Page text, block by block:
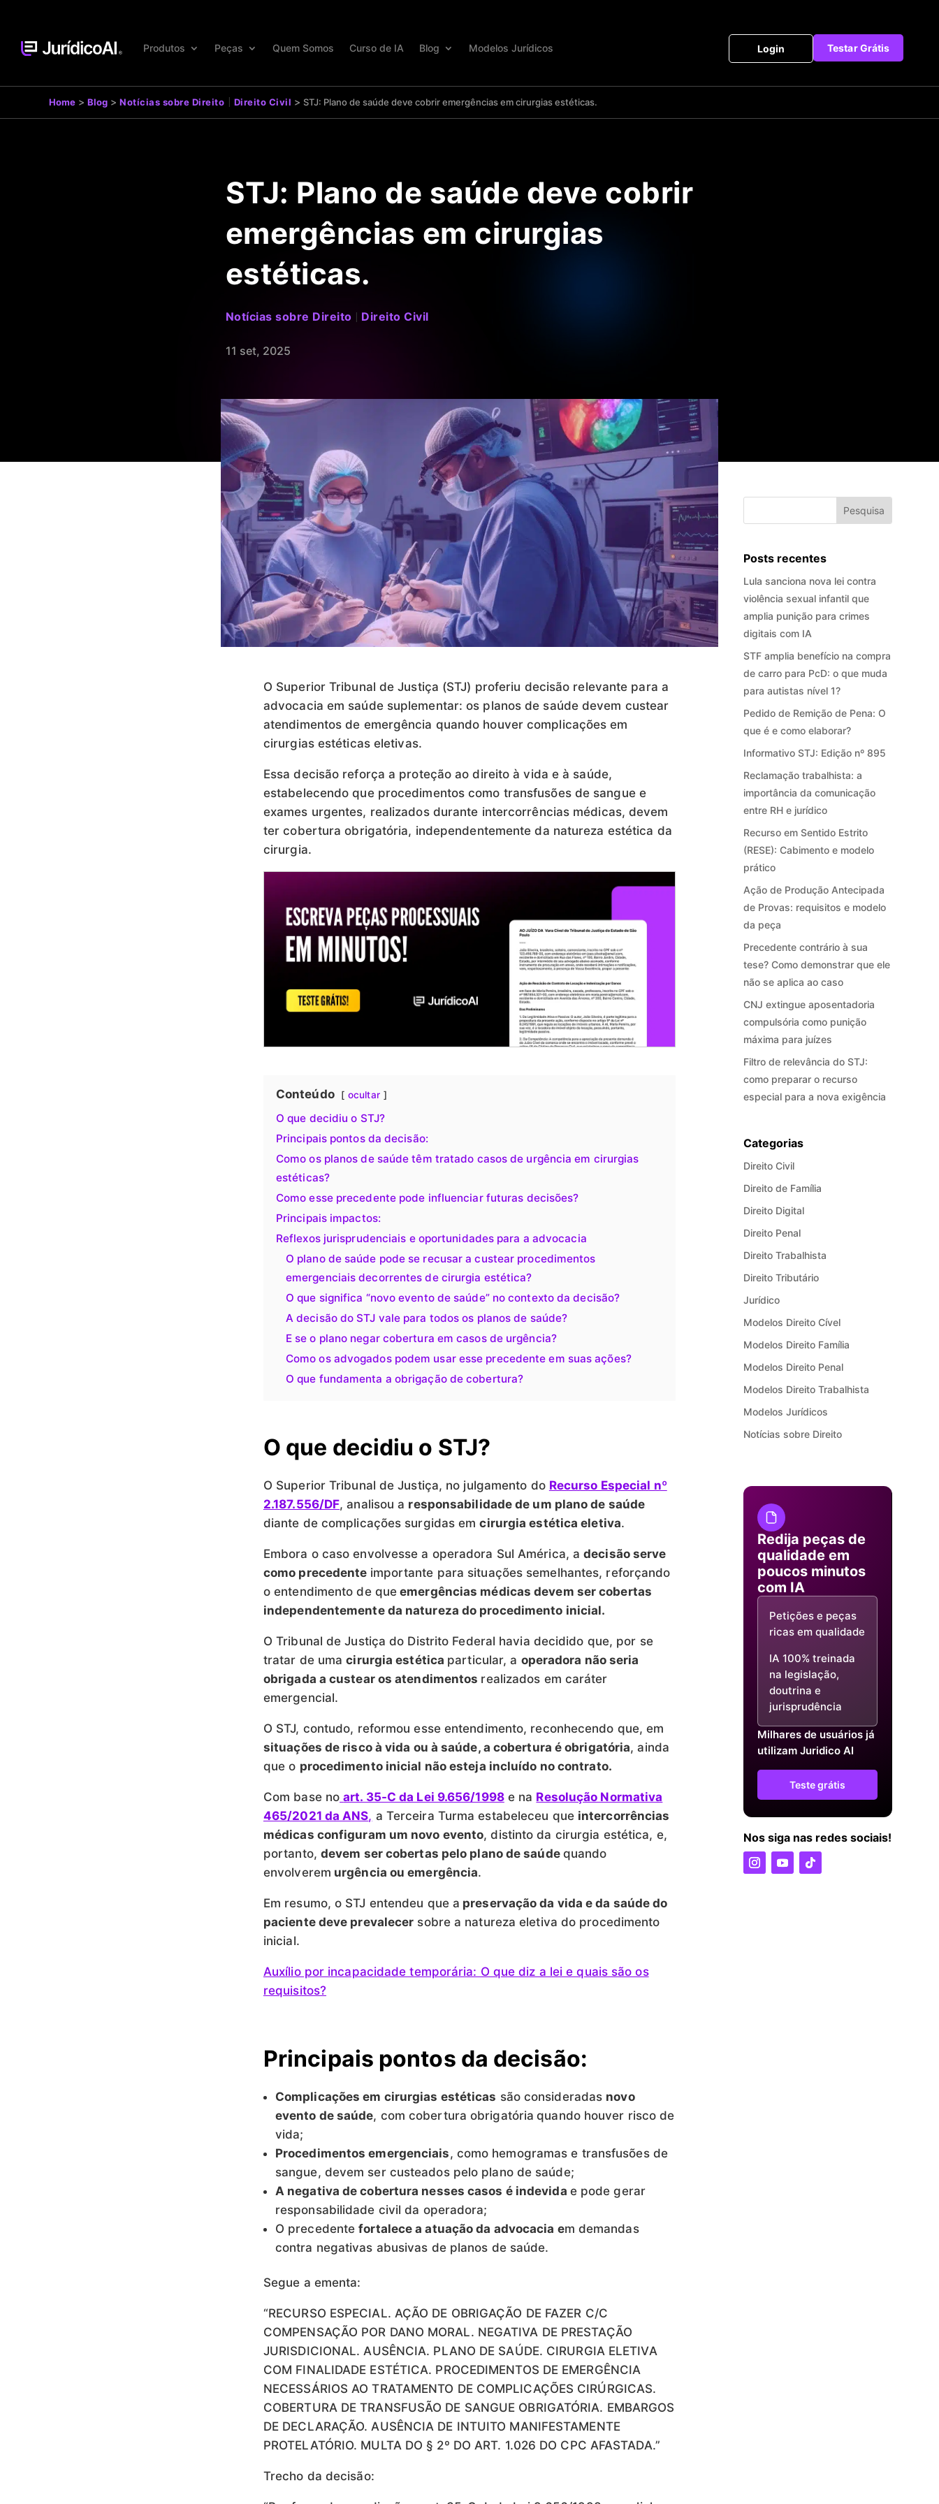
Produtos Peças Quem Somos Curso de IA Blog Modelos Jurídicos Login Testar Grátis
Home > Blog > Notícias sobre Direito | Direito Civil > STJ: Plano de saúde deve cobrir emergências em cirurgias estéticas.
STJ: Plano de saúde deve cobrir
emergências em cirurgias
estéticas.
Notícias sobre Direito | Direito Civil
11 set, 2025
O Superior Tribunal de Justiça (STJ) proferiu decisão relevante para a
advocacia em saúde suplementar: os planos de saúde devem custear
atendimentos de emergência quando houver complicações em
cirurgias estéticas eletivas.
Essa decisão reforça a proteção ao direito à vida e à saúde,
estabelecendo que procedimentos como transfusões de sangue e
exames urgentes, realizados durante intercorrências médicas, devem
ter cobertura obrigatória, independentemente da natureza estética da
cirurgia.
Conteúdo ocultar
O que decidiu o STJ?
Principais pontos da decisão:
Como os planos de saúde têm tratado casos de urgência em cirurgias
estéticas?
Como esse precedente pode influenciar futuras decisões?
Principais impactos:
Reflexos jurisprudenciais e oportunidades para a advocacia
O plano de saúde pode se recusar a custear procedimentos
emergenciais decorrentes de cirurgia estética?
O que significa “novo evento de saúde” no contexto da decisão?
A decisão do STJ vale para todos os planos de saúde?
E se o plano negar cobertura em casos de urgência?
Como os advogados podem usar esse precedente em suas ações?
O que fundamenta a obrigação de cobertura?
O que decidiu o STJ?
O Superior Tribunal de Justiça, no julgamento do Recurso Especial nº
2.187.556/DF, analisou a responsabilidade de um plano de saúde
diante de complicações surgidas emcirurgia estética eletiva.
Embora o caso envolvesse a operadora Sul América, adecisão serve
como precedente importante para situações semelhantes, reforçando
o entendimento de que emergências médicas devem ser cobertas
independentemente da natureza do procedimento inicial.
O Tribunal de Justiça do Distrito Federal havia decidido que, por se
tratar de umacirurgia estética particular, a operadora não seria
obrigada a custear os atendimentos realizados em caráter
emergencial.
O STJ, contudo, reformou esse entendimento, reconhecendo que, em
situações de risco à vida ou à saúde, a cobertura é obrigatória, ainda
que o procedimento inicial não esteja incluído no contrato.
Com base no art. 35-C da Lei 9.656/1998e na Resolução Normativa
465/2021 da ANS, a Terceira Turma estabeleceu que intercorrências
médicas configuram um novo evento, distinto da cirurgia estética, e,
portanto, devem ser cobertas pelo plano de saúde quando
envolverem urgência ou emergência.
Em resumo, o STJ entendeu que a preservação da vida e da saúde do
paciente deve prevalecer sobre a natureza eletiva do procedimento
inicial.
Auxílio por incapacidade temporária: O que diz a lei e quais são os
requisitos?
Principais pontos da decisão:
Complicações em cirurgias estéticas são consideradas novo
evento de saúde, com cobertura obrigatória quando houver risco de
vida;
Procedimentos emergenciais, como hemogramas e transfusões de
sangue, devem ser custeados pelo plano de saúde;
A negativa de cobertura nesses casos é indevida e pode gerar
responsabilidade civil da operadora;
O precedentefortalece a atuação da advocacia em demandas
contra negativas abusivas de planos de saúde.
Segue a ementa:
“RECURSO ESPECIAL. AÇÃO DE OBRIGAÇÃO DE FAZER C/C
COMPENSAÇÃO POR DANO MORAL. NEGATIVA DE PRESTAÇÃO
JURISDICIONAL. AUSÊNCIA. PLANO DE SAÚDE. CIRURGIA ELETIVA
COM FINALIDADE ESTÉTICA. PROCEDIMENTOS DE EMERGÊNCIA
NECESSÁRIOS AO TRATAMENTO DE COMPLICAÇÕES CIRÚRGICAS.
COBERTURA DE TRANSFUSÃO DE SANGUE OBRIGATÓRIA. EMBARGOS
DE DECLARAÇÃO. AUSÊNCIA DE INTUITO MANIFESTAMENTE
PROTELATÓRIO. MULTA DO § 2º DO ART. 1.026 DO CPC AFASTADA.”
Trecho da decisão:
Posts recentes
Lula sanciona nova lei contra
violência sexual infantil que
amplia punição para crimes
digitais com IA
STF amplia benefício na compra
de carro para PcD: o que muda
para autistas nível 1?
Pedido de Remição de Pena: O
que é e como elaborar?
Informativo STJ: Edição nº 895
Reclamação trabalhista: a
importância da comunicação
entre RH e jurídico
Recurso em Sentido Estrito
(RESE): Cabimento e modelo
prático
Ação de Produção Antecipada
de Provas: requisitos e modelo
da peça
Precedente contrário à sua
tese? Como demonstrar que ele
não se aplica ao caso
CNJ extingue aposentadoria
compulsória como punição
máxima para juízes
Filtro de relevância do STJ:
como preparar o recurso
especial para a nova exigência
Categorias
Direito Civil
Direito de Família
Direito Digital
Direito Penal
Direito Trabalhista
Direito Tributário
Jurídico
Modelos Direito Cível
Modelos Direito Família
Modelos Direito Penal
Modelos Direito Trabalhista
Modelos Jurídicos
Notícias sobre Direito
Redija peças de
qualidade em
poucos minutos
com IA
Petições e peças
ricas em qualidade
IA 100% treinada
na legislação,
doutrina e
jurisprudência
Milhares de usuários já
utilizam Juridico AI
Teste grátis
Nos siga nas redes sociais!